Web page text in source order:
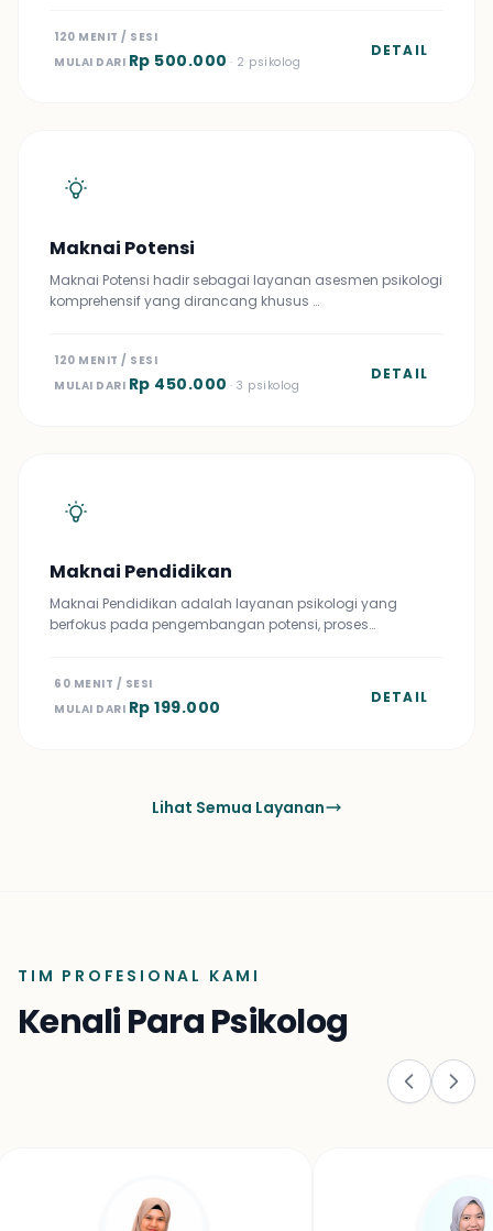
120 MENIT / SESI
MULAI DARI Rp 500.000 · 2 psikolog
DETAIL
Maknai Potensi
Maknai Potensi hadir sebagai layanan asesmen psikologi
komprehensif yang dirancang khusus …
120 MENIT / SESI
MULAI DARI Rp 450.000 · 3 psikolog
DETAIL
Maknai Pendidikan
Maknai Pendidikan adalah layanan psikologi yang
berfokus pada pengembangan potensi, proses…
60 MENIT / SESI
MULAI DARI Rp 199.000 DETAIL
Lihat Semua Layanan
TIM PROFESIONAL KAMI
Kenali Para Psikolog